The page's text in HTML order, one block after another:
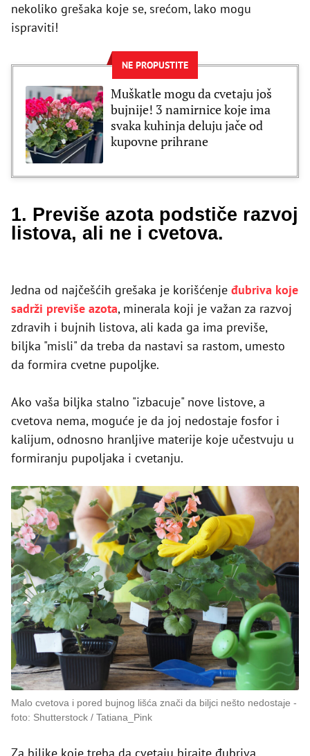
nekoliko grešaka koje se, srećom, lako mogu
ispraviti!
NE PROPUSTITE
Muškatle mogu da cvetaju još
bujnije! 3 namirnice koje ima
svaka kuhinja deluju jače od
kupovne prihrane
1. Previše azota podstiče razvoj
listova, ali ne i cvetova.
Jedna od najčešćih grešaka je korišćenje đubriva koje
sadrži previše azota, minerala koji je važan za razvoj
zdravih i bujnih listova, ali kada ga ima previše,
biljka "misli" da treba da nastavi sa rastom, umesto
da formira cvetne pupoljke.
Ako vaša biljka stalno "izbacuje" nove listove, a
cvetova nema, moguće je da joj nedostaje fosfor i
kalijum, odnosno hranljive materije koje učestvuju u
formiranju pupoljaka i cvetanju.
Malo cvetova i pored bujnog lišća znači da biljci nešto nedostaje
foto: Shutterstock / Tatiana_Pink